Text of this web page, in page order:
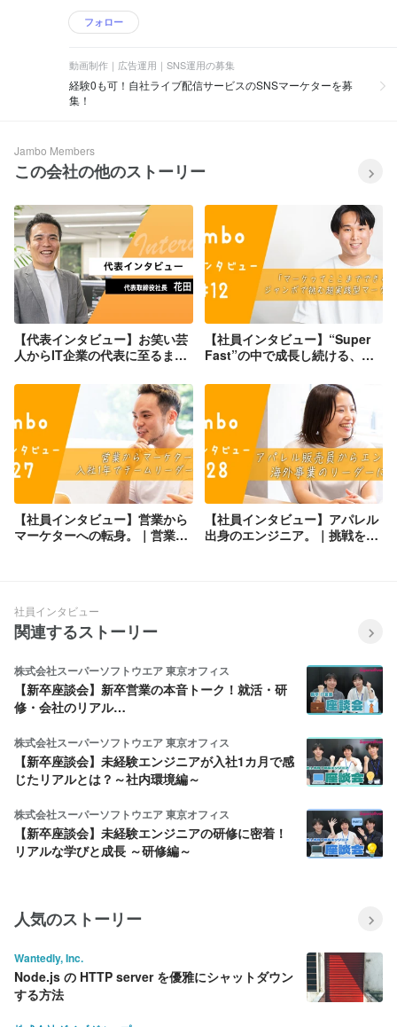
フォロー
動画制作｜広告運用｜SNS運用の募集
経験0も可！自社ライブ配信サービスのSNSマーケターを募
集！
Jambo Members
この会社の他のストーリー
【代表インタビュー】お笑い芸
人からIT企業の代表に至るま
に迫る！
【社員インタビュー】“Super
Fast”の中で成長し続ける、マ
ビュー
【社員インタビュー】営業から
マーケターへの転身。｜営業経
【社員インタビュー】アパレル
出身のエンジニア。｜挑戦を続
社員インタビュー
関連するストーリー
株式会社スーパーソフトウエア 東京オフィス
【新卒座談会】新卒営業の本音トーク！就活・研
修・会社のリアル…
株式会社スーパーソフトウエア 東京オフィス
【新卒座談会】未経験エンジニアが入社1カ月で感
じたリアルとは？～社内環境編～
株式会社スーパーソフトウエア 東京オフィス
【新卒座談会】未経験エンジニアの研修に密着！
リアルな学びと成長 ～研修編～
人気のストーリー
Wantedly, Inc.
Node.js の HTTP server を優雅にシャットダウン
する方法